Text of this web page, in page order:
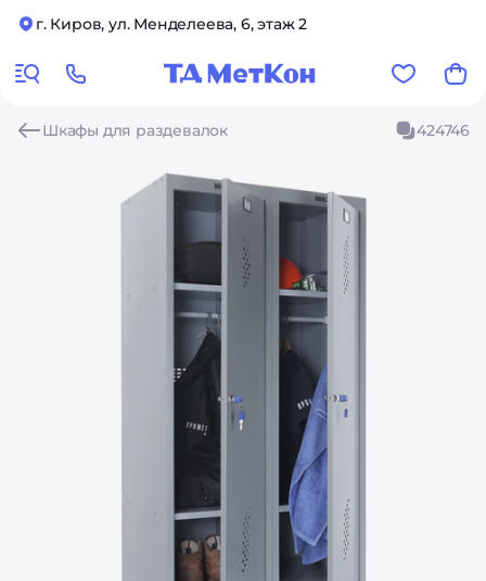
г. Киров, ул. Менделеева, 6, этаж 2
Шкафы для раздевалок 424746